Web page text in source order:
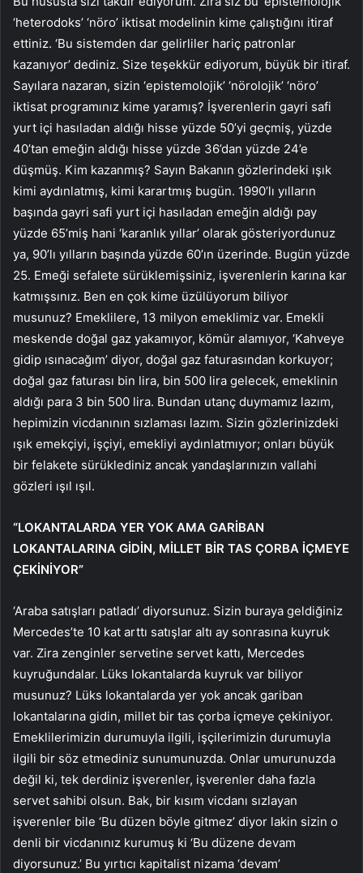
‘heterodoks’ ‘nöro’ iktisat modelinin kime çalıştığını itiraf
ettiniz. ‘Bu sistemden dar gelirliler hariç patronlar
kazanıyor’ dediniz. Size teşekkür ediyorum, büyük bir itiraf.
Sayılara nazaran, sizin ‘epistemolojik’ ‘nörolojik’ ‘nöro’
iktisat programınız kime yaramış? İşverenlerin gayri safi
yurt içi hasıladan aldığı hisse yüzde 50’yi geçmiş, yüzde
40’tan emeğin aldığı hisse yüzde 36’dan yüzde 24’e
düşmüş. Kim kazanmış? Sayın Bakanın gözlerindeki ışık
kimi aydınlatmış, kimi karartmış bugün. 1990’lı yılların
başında gayri safi yurt içi hasıladan emeğin aldığı pay
yüzde 65’miş hani ‘karanlık yıllar’ olarak gösteriyordunuz
ya, 90’lı yılların başında yüzde 60’ın üzerinde. Bugün yüzde
25. Emeği sefalete sürüklemişsiniz, işverenlerin karına kar
katmışsınız. Ben en çok kime üzülüyorum biliyor
musunuz? Emeklilere, 13 milyon emeklimiz var. Emekli
meskende doğal gaz yakamıyor, kömür alamıyor, ‘Kahveye
gidip ısınacağım’ diyor, doğal gaz faturasından korkuyor;
doğal gaz faturası bin lira, bin 500 lira gelecek, emeklinin
aldığı para 3 bin 500 lira. Bundan utanç duymamız lazım,
hepimizin vicdanının sızlaması lazım. Sizin gözlerinizdeki
ışık emekçiyi, işçiyi, emekliyi aydınlatmıyor; onları büyük
bir felakete sürüklediniz ancak yandaşlarınızın vallahi
gözleri ışıl ışıl.
“LOKANTALARDA YER YOK AMA GARİBAN
LOKANTALARINA GİDİN, MİLLET BİR TAS ÇORBA İÇMEYE
ÇEKİNİYOR”
‘Araba satışları patladı’ diyorsunuz. Sizin buraya geldiğiniz
Mercedes’te 10 kat arttı satışlar altı ay sonrasına kuyruk
var. Zira zenginler servetine servet kattı, Mercedes
kuyruğundalar. Lüks lokantalarda kuyruk var biliyor
musunuz? Lüks lokantalarda yer yok ancak gariban
lokantalarına gidin, millet bir tas çorba içmeye çekiniyor.
Emeklilerimizin durumuyla ilgili, işçilerimizin durumuyla
ilgili bir söz etmediniz sunumunuzda. Onlar umurunuzda
değil ki, tek derdiniz işverenler, işverenler daha fazla
servet sahibi olsun. Bak, bir kısım vicdanı sızlayan
işverenler bile ‘Bu düzen böyle gitmez’ diyor lakin sizin o
denli bir vicdanınız kurumuş ki ‘Bu düzene devam
diyorsunuz.’ Bu yırtıcı kapitalist nizama ‘devam’